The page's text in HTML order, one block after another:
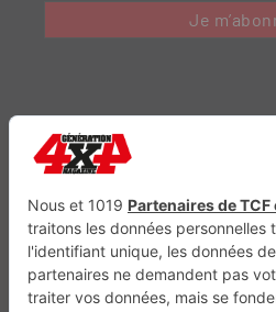
MX2K Enduro Mag Trail Adventure
Boutique CPPRESSE